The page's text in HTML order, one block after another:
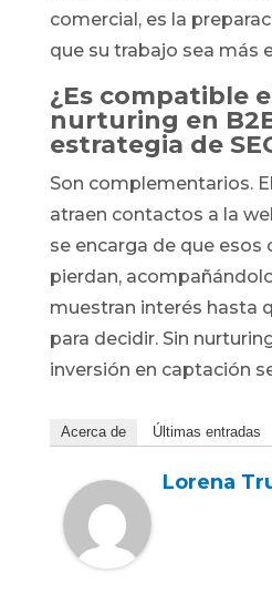
comercial, es la
que su trabajo sea más
¿Es compatible
nurturing en
estrategia de
Son complementarios.
atraen contactos a la
se encarga de que esos
pierdan,
muestran interés hasta
para decidir. Sin
inversión en captación
Acerca de Últimas entradas
Lorena